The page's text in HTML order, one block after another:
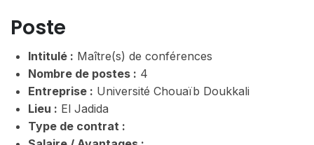
Poste
Intitulé : Maître(s) de conférences
Nombre de postes : 4
Entreprise : Université Chouaïb Doukkali
Lieu : El Jadida
Type de contrat :